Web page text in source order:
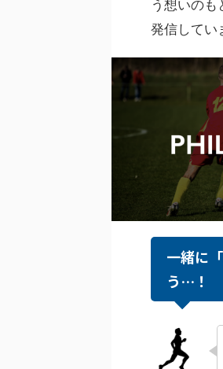
う想いの
発信してい
一緒に
う…！